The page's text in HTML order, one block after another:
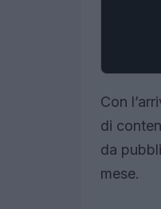
Con
di
da
mese.